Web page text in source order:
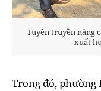
Tuyên truyền nâng
xuất
Trong đó,